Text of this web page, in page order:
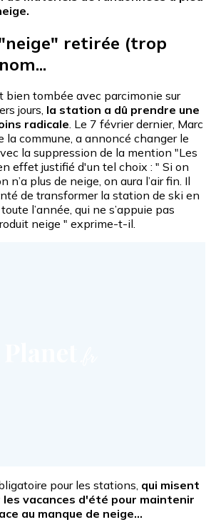
retirée (trop
bien tombée avec parcimonie sur
jours, la station a dû prendre une
radicale. Le 7 février dernier, Marc
la commune, a annoncé changer le
la suppression de la mention "Les
effet justifié d'un tel choix : " Si on
n’a plus de neige, on aura l’air fin. Il
de transformer la station de ski en
l’année, qui ne s’appuie pas
neige " exprime-t-il.
pour les stations, qui misent
les vacances d'été pour maintenir
au manque de neige...